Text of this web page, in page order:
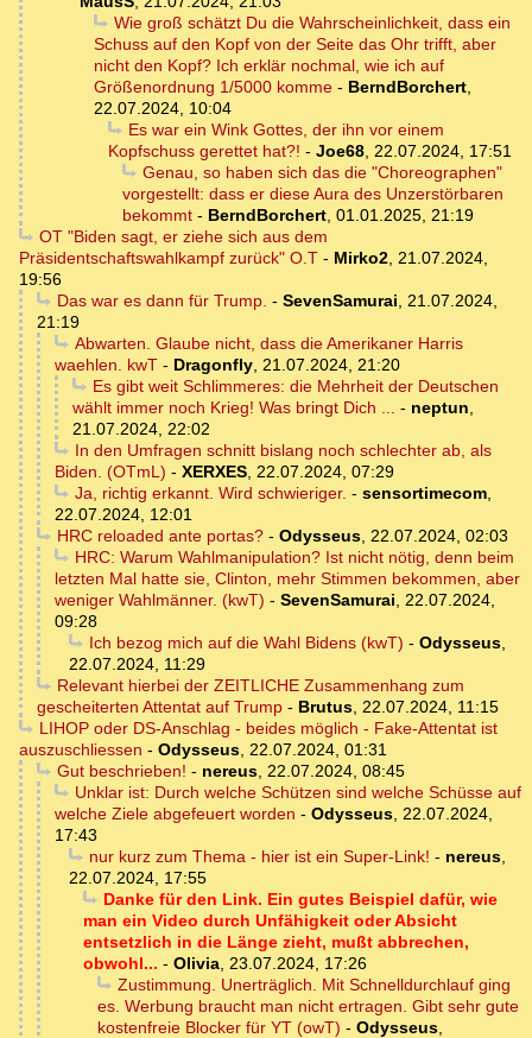
Wie groß schätzt Du die Wahrscheinlichkeit, dass ein
Schuss auf den Kopf von der Seite das Ohr trifft, aber
nicht den Kopf? Ich erklär nochmal, wie ich auf
Größenordnung 1/5000 komme - BerndBorchert,
22.07.2024, 10:04
Es war ein Wink Gottes, der ihn vor einem
Kopfschuss gerettet hat?! - Joe68, 22.07.2024, 17:51
Genau, so haben sich das die "Choreographen"
vorgestellt: dass er diese Aura des Unzerstörbaren
bekommt - BerndBorchert, 01.01.2025, 21:19
OT "Biden sagt, er ziehe sich aus dem
Präsidentschaftswahlkampf zurück" O.T - Mirko2, 21.07.2024,
19:56
Das war es dann für Trump. - SevenSamurai, 21.07.2024,
21:19
Abwarten. Glaube nicht, dass die Amerikaner Harris
waehlen. kwT - Dragonfly, 21.07.2024, 21:20
Es gibt weit Schlimmeres: die Mehrheit der Deutschen
wählt immer noch Krieg! Was bringt Dich ... - neptun,
21.07.2024, 22:02
In den Umfragen schnitt bislang noch schlechter ab, als
Biden. (OTmL) - XERXES, 22.07.2024, 07:29
Ja, richtig erkannt. Wird schwieriger. - sensortimecom,
22.07.2024, 12:01
HRC reloaded ante portas?- Odysseus, 22.07.2024, 02:03
HRC: Warum Wahlmanipulation? Ist nicht nötig, denn beim
letzten Mal hatte sie, Clinton, mehr Stimmen bekommen, aber
weniger Wahlmänner. (kwT) - SevenSamurai, 22.07.2024,
09:28
Ich bezog mich auf die Wahl Bidens (kwT) - Odysseus,
22.07.2024, 11:29
Relevant hierbei der ZEITLICHE Zusammenhang zum
gescheiterten Attentat auf Trump - Brutus, 22.07.2024, 11:15
LIHOP oder DS-Anschlag - beides möglich - Fake-Attentat ist
auszuschliessen - Odysseus, 22.07.2024, 01:31
Gut beschrieben! - nereus, 22.07.2024, 08:45
Unklar ist: Durch welche Schützen sind welche Schüsse auf
welche Ziele abgefeuert worden - Odysseus, 22.07.2024,
17:43
nur kurz zum Thema - hier ist ein Super-Link! - nereus,
22.07.2024, 17:55
Danke für den Link. Ein gutes Beispiel dafür, wie
man ein Video durch Unfähigkeit oder Absicht
entsetzlich in die Länge zieht, mußt abbrechen,
obwohl... - Olivia, 23.07.2024, 17:26
Zustimmung. Unerträglich. Mit Schnelldurchlauf ging
es. Werbung braucht man nicht ertragen. Gibt sehr gute
kostenfreie Blocker für YT (owT) - Odysseus,